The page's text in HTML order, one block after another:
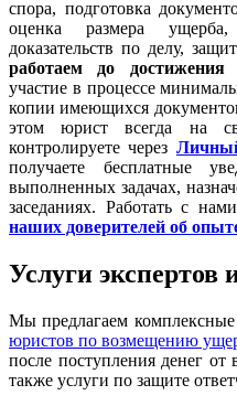
спора, подготовка
оценка размера ущерба,
доказательств по делу,
работаем
до достижения
участие в процессе
копии имеющихся
этом юрист всегда на
контролируете через
получаете бесплатные
выполненных задачах,
заседаниях. Работать с
наших доверителей об
Услуги экспертов
Мы предлагаем комплексные
юристов по возмещению
после поступления денег от
также услуги по защите